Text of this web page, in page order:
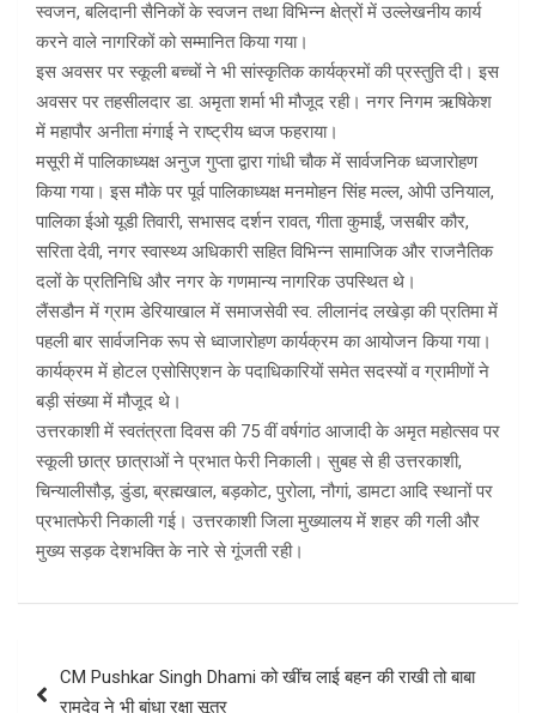
स्वजन, बलिदानी सैनिकों के स्वजन तथा विभिन्न क्षेत्रों में उल्लेखनीय कार्य
करने वाले नागरिकों को सम्मानित किया गया।
इस अवसर पर स्कूली बच्चों ने भी सांस्कृतिक कार्यक्रमों की प्रस्तुति दी। इस
अवसर पर तहसीलदार डा. अमृता शर्मा भी मौजूद रही। नगर निगम ऋषिकेश
में महापौर अनीता मंगाई ने राष्ट्रीय ध्वज फहराया।
मसूरी में पालिकाध्यक्ष अनुज गुप्ता द्वारा गांधी चौक में सार्वजनिक ध्वजारोहण
किया गया। इस मौके पर पूर्व पालिकाध्यक्ष मनमोहन सिंह मल्ल, ओपी उनियाल,
पालिका ईओ यूडी तिवारी, सभासद दर्शन रावत, गीता कुमाईं, जसबीर कौर,
सरिता देवी, नगर स्वास्थ्य अधिकारी सहित विभिन्न सामाजिक और राजनैतिक
दलों के प्रतिनिधि और नगर के गणमान्य नागरिक उपस्थित थे।
लैंसडौन में ग्राम डेरियाखाल में समाजसेवी स्व. लीलानंद लखेड़ा की प्रतिमा में
पहली बार सार्वजनिक रूप से ध्वाजारोहण कार्यक्रम का आयोजन किया गया।
कार्यक्रम में होटल एसोसिएशन के पदाधिकारियों समेत सदस्यों व ग्रामीणों ने
बड़ी संख्या में मौजूद थे।
उत्तरकाशी में स्वतंत्रता दिवस की 75 वीं वर्षगांठ आजादी के अमृत महोत्सव पर
स्कूली छात्र छात्राओं ने प्रभात फेरी निकाली। सुबह से ही उत्तरकाशी,
चिन्यालीसौड़, डुंडा, ब्रह्मखाल, बड़कोट, पुरोला, नौगां, डामटा आदि स्थानों पर
प्रभातफेरी निकाली गई। उत्तरकाशी जिला मुख्यालय में शहर की गली और
मुख्य सड़क देशभक्ति के नारे से गूंजती रही।
navigation
CM Pushkar Singh Dhami को खींच लाई बहन की राखी तो बाबा
रामदेव ने भी बांधा रक्षा सूत्र